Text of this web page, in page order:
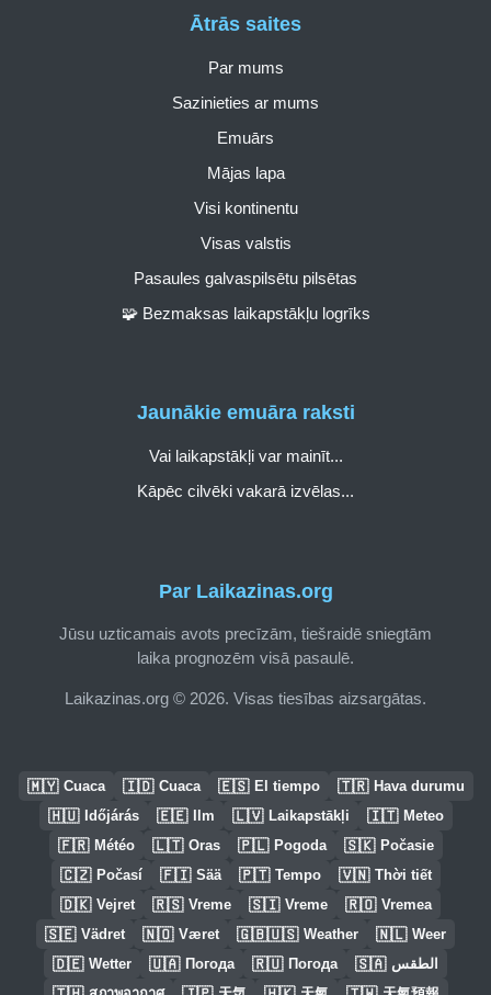
Par Laikazinas.org
Jūsu uzticamais avots precīzām, tiešraidē sniegtām
laika prognozēm visā pasaulē.
Laikazinas.org © 2026. Visas tiesības aizsargātas.
Ātrās saites
Par mums
Sazinieties ar mums
Emuārs
Mājas lapa
Visi kontinentu
Visas valstis
Pasaules galvaspilsētu pilsētas
🧩 Bezmaksas laikapstākļu logrīks
Jaunākie emuāra raksti
Vai laikapstākļi var mainīt...
Kāpēc cilvēki vakarā izvēlas...
🇲🇾 Cuaca 🇮🇩 Cuaca 🇪🇸 El tiempo 🇹🇷 Hava durumu
🇭🇺 Időjárás 🇪🇪 Ilm 🇱🇻 Laikapstākļi 🇮🇹 Meteo
🇫🇷 Météo 🇱🇹 Oras 🇵🇱 Pogoda 🇸🇰 Počasie
🇨🇿 Počasí 🇫🇮 Sää 🇵🇹 Tempo 🇻🇳 Thời tiết
🇩🇰 Vejret 🇷🇸 Vreme 🇸🇮 Vreme 🇷🇴 Vremea
🇸🇪 Vädret 🇳🇴 Været 🇬🇧🇺🇸 Weather 🇳🇱 Weer
🇩🇪 Wetter 🇺🇦 Погода 🇷🇺 Погода 🇸🇦 الطقس